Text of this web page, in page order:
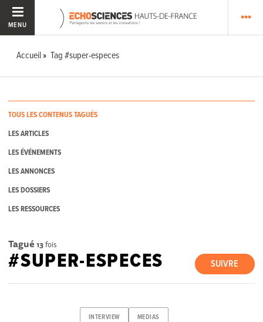
MENU
Accueil Tag #super-especes
TOUS LES CONTENUS TAGUÉS
LES ARTICLES
LES ÉVÉNEMENTS
LES ANNONCES
LES DOSSIERS
LES RESSOURCES
Tagué 13fois
SUIVRE
#SUPER-ESPECES
INTERVIEW MEDIAS